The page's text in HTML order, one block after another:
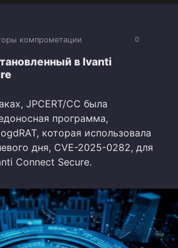
0
компрометации
в Ivanti
JPCERT/CC была
программа,
которая использовала
дня, CVE-2025-0282, для
Connect Secure.